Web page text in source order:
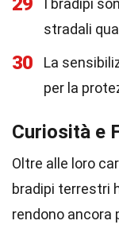
I bradipi
stradali
30
La
per la
Curiosità e
Oltre alle loro
bradipi terrestri
rendono ancora